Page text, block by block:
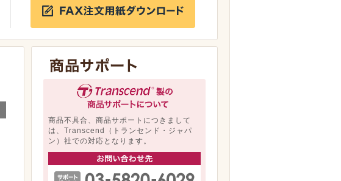
商品不具合、商品サポートにつきまして
は、Transcend（トランセンド・ジャパ
ン）社での対応となります。